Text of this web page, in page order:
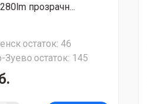
прозрачн...
остаток: 46
Зуево остаток: 145